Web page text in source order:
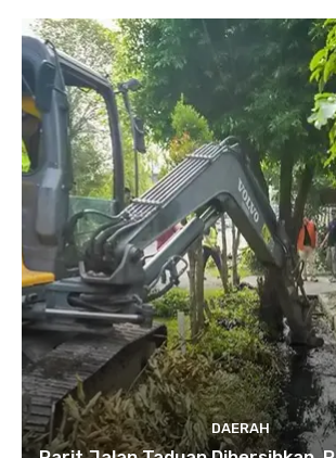
DAERAH